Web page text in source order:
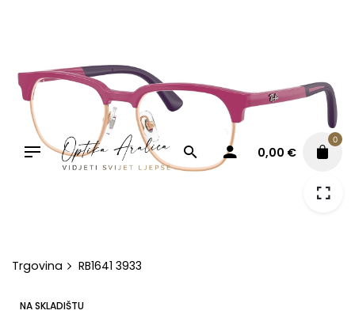
0,00 €
0
Trgovina RB1641 3933
NA SKLADIŠTU